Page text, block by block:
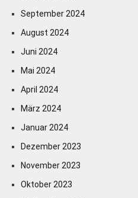
September 2024
August 2024
Juni 2024
Mai 2024
April 2024
März 2024
Januar 2024
Dezember 2023
November 2023
Oktober 2023